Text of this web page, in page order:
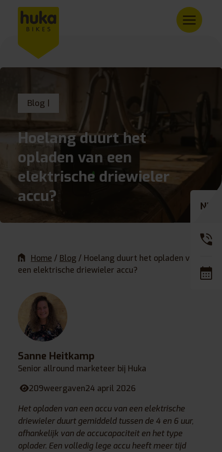
Blog |
Hoelang duurt het
opladen van een
elektrische driewieler
accu?
Home / Blog / Hoelang duurt het opladen van
een elektrische driewieler accu?
Sanne Heitkamp
Senior allround marketeer bij Huka
209weergaven24 april 2026
Het opladen van een accu van een elektrische
driewieler duurt gemiddeld tussen de 4 en 6 uur,
afhankelijk van de accucapaciteit en het type
oplader. Een volledig lege accu heeft meer tijd
NL